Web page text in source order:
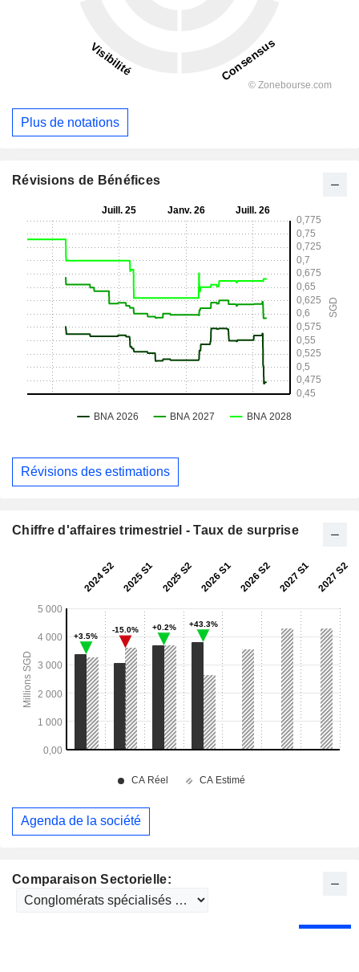
Comparaison Sectorielle:
Plus de notations
Révisions de Bénéfices
Révisions des estimations
Chiffre d'affaires trimestriel - Taux de surprise
Agenda de la société